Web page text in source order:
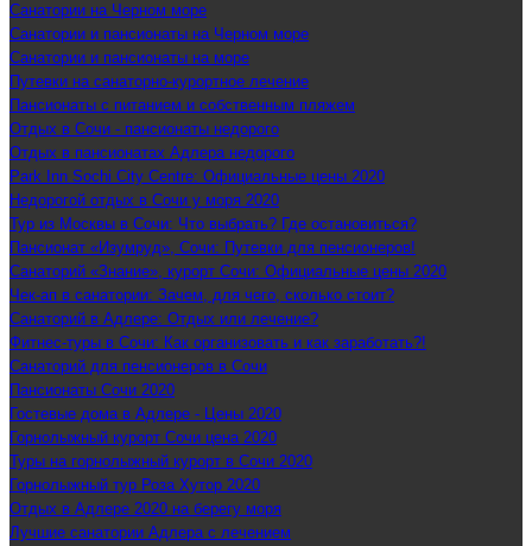
Санатории на Черном море
Санатории и пансионаты на Черном море
Санатории и пансионаты на море
Путевки на санаторно-курортное лечение
Пансионаты с питанием и собственным пляжем
Отдых в Сочи - пансионаты недорого
Отдых в пансионатах Адлера недорого
Park Inn Sochi City Centre: Официальные цены 2020
Недорогой отдых в Сочи у моря 2020
Тур из Москвы в Сочи: Что выбрать? Где остановиться?
Пансионат «Изумруд», Сочи: Путевки для пенсионеров!
Санаторий «Знание», курорт Сочи: Официальные цены 2020
Чек-ап в санатории: Зачем, для чего, сколько стоит?
Санаторий в Адлере: Отдых или лечение?
Фитнес-туры в Сочи: Как организовать и как заработать?!
Санаторий для пенсионеров в Сочи
Пансионаты Сочи 2020
Гостевые дома в Адлере - Цены 2020
Горнолыжный курорт Сочи цена 2020
Туры на горнолыжный курорт в Сочи 2020
Горнолыжный тур Роза Хутор 2020
Отдых в Адлере 2020 на берегу моря
Лучшие санатории Адлера с лечением